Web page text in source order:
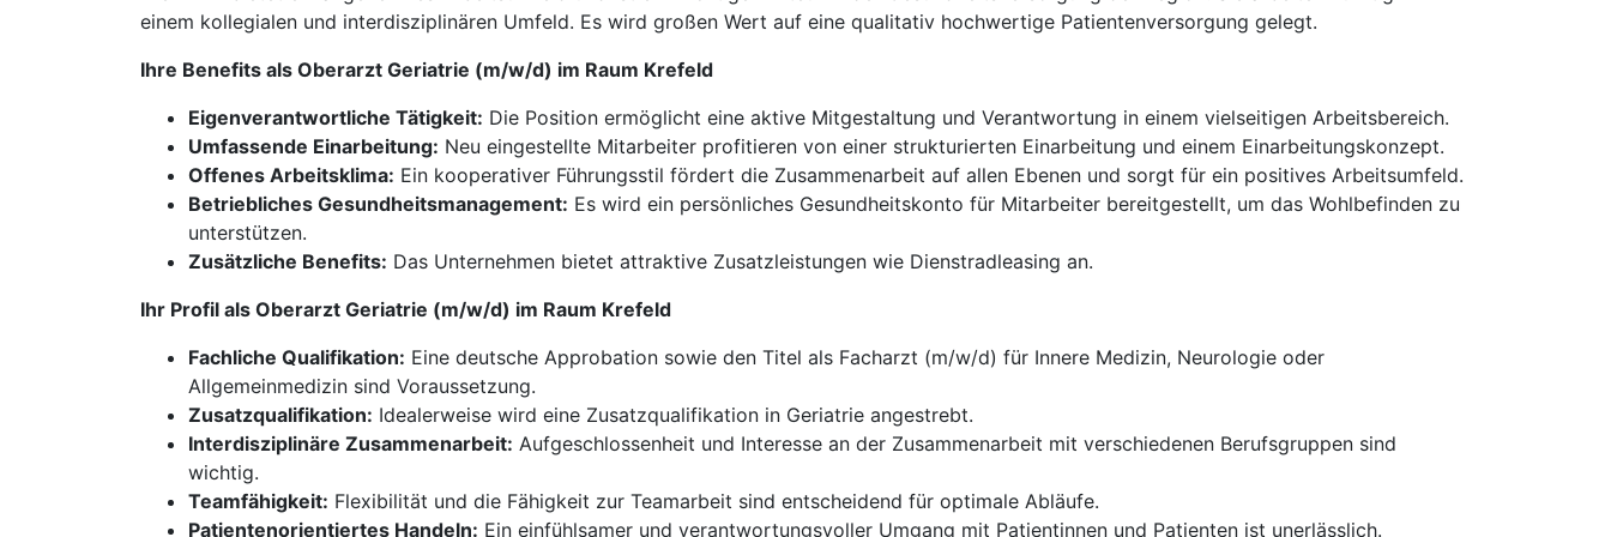
einem kollegialen und interdisziplinären Umfeld. Es wird großen Wert auf eine qualitativ hochwertige Patientenversorgung gelegt.
Ihre Benefits als Oberarzt Geriatrie (m/w/d) im Raum Krefeld
Eigenverantwortliche Tätigkeit: Die Position ermöglicht eine aktive Mitgestaltung und Verantwortung in einem vielseitigen Arbeitsbereich.
Umfassende Einarbeitung: Neu eingestellte Mitarbeiter profitieren von einer strukturierten Einarbeitung und einem Einarbeitungskonzept.
Offenes Arbeitsklima: Ein kooperativer Führungsstil fördert die Zusammenarbeit auf allen Ebenen und sorgt für ein positives Arbeitsumfeld.
Betriebliches Gesundheitsmanagement: Es wird ein persönliches Gesundheitskonto für Mitarbeiter bereitgestellt, um das Wohlbefinden zu
unterstützen.
Zusätzliche Benefits: Das Unternehmen bietet attraktive Zusatzleistungen wie Dienstradleasing an.
Ihr Profil als Oberarzt Geriatrie (m/w/d) im Raum Krefeld
Fachliche Qualifikation: Eine deutsche Approbation sowie den Titel als Facharzt (m/w/d) für Innere Medizin, Neurologie oder
Allgemeinmedizin sind Voraussetzung.
Zusatzqualifikation: Idealerweise wird eine Zusatzqualifikation in Geriatrie angestrebt.
Interdisziplinäre Zusammenarbeit: Aufgeschlossenheit und Interesse an der Zusammenarbeit mit verschiedenen Berufsgruppen sind
wichtig.
Teamfähigkeit: Flexibilität und die Fähigkeit zur Teamarbeit sind entscheidend für optimale Abläufe.
Patientenorientiertes Handeln: Ein einfühlsamer und verantwortungsvoller Umgang mit Patientinnen und Patienten ist unerlässlich.